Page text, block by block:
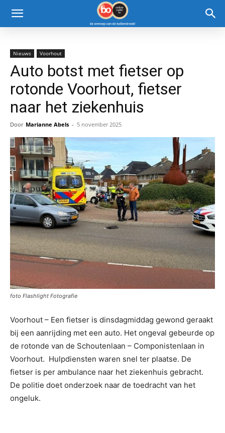
Nieuws Voorhout
Auto botst met fietser op
rotonde Voorhout, fietser
naar het ziekenhuis
Door Marianne Abels - 5 november 2025
foto Flashlight Fotografie
Voorhout – Een fietser is dinsdagmiddag gewond geraakt
bij een aanrijding met een auto. Het ongeval gebeurde op
de rotonde van de Schoutenlaan – Componistenlaan in
Voorhout. Hulpdiensten waren snel ter plaatse. De
fietser is per ambulance naar het ziekenhuis gebracht.
De politie doet onderzoek naar de toedracht van het
ongeluk.